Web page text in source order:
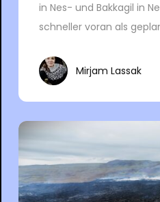
in Nes- und Bakkagil in
schneller voran als
Mirjam Lassak